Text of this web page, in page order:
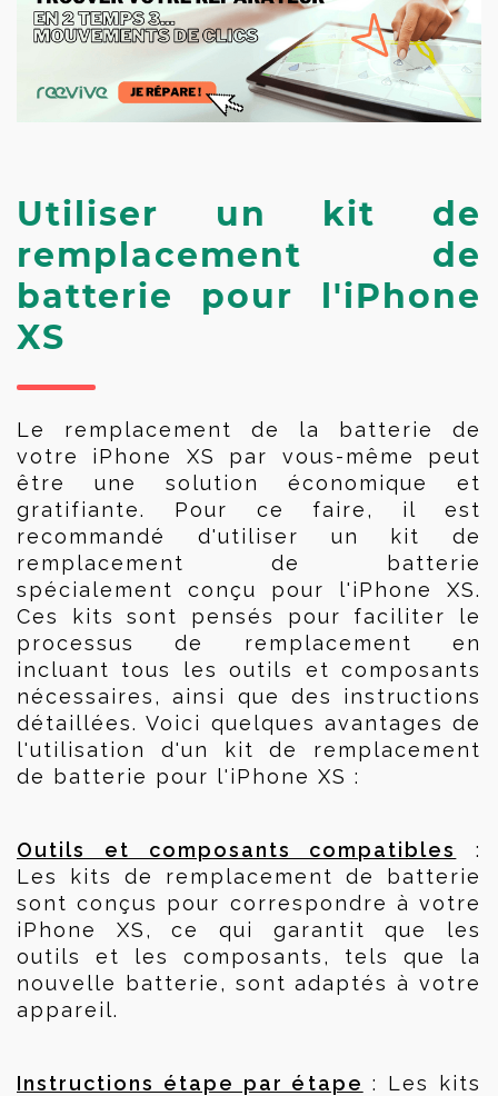
Utiliser un kit de
remplacement de
batterie pour l'iPhone
XS
Le remplacement de la batterie de
votre iPhone XS par vous-même peut
être une solution économique et
gratifiante. Pour ce faire, il est
recommandé d'utiliser un kit de
remplacement de batterie
spécialement conçu pour l'iPhone XS.
Ces kits sont pensés pour faciliter le
processus de remplacement en
incluant tous les outils et composants
nécessaires, ainsi que des instructions
détaillées. Voici quelques avantages de
l'utilisation d'un kit de remplacement
de batterie pour l'iPhone XS :
Outils et composants compatibles
:
Les kits de remplacement de batterie
sont conçus pour correspondre à votre
iPhone XS, ce qui garantit que les
outils et les composants, tels que la
nouvelle batterie, sont adaptés à votre
appareil.
Instructions étape par étape : Les kits